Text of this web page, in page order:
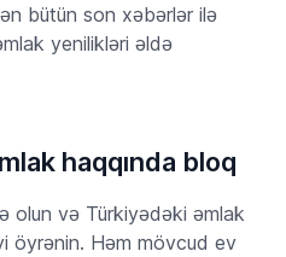
bütün son xəbərlər ilə
yenilikləri əldə
haqqında bloq
olun və Türkiyədəki əmlak
öyrənin. Həm mövcud ev